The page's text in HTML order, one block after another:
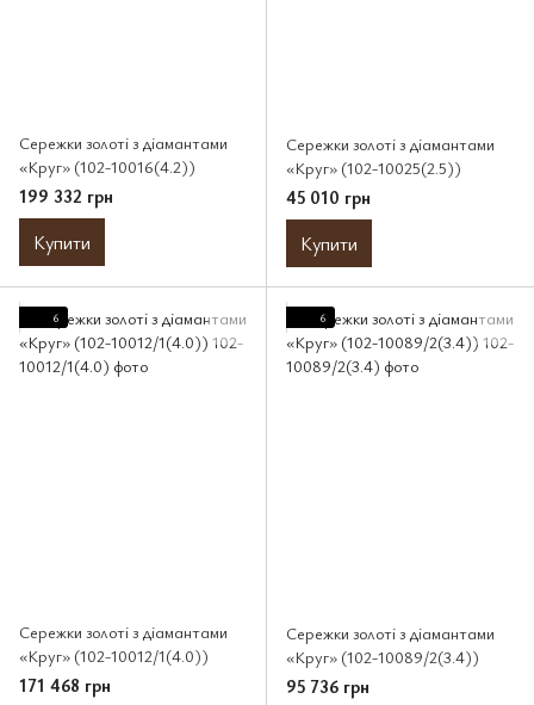
Сережки золоті з діамантами
«Круг» (102-10016(4.2))
199 332 грн
Купити
Сережки золоті з діамантами
«Круг» (102-10025(2.5))
45 010 грн
Купити
6
Сережки золоті з діамантами
«Круг» (102-10012/1(4.0))
171 468 грн
6
Сережки золоті з діамантами
«Круг» (102-10089/2(3.4))
95 736 грн